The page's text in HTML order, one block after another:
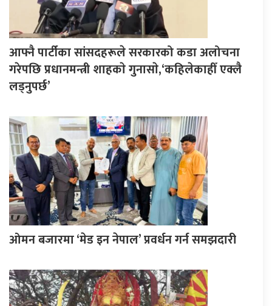
आफ्नै पार्टीका सांसदहरूले सरकारको कडा अलोचना
गरेपछि प्रधानमन्त्री शाहकाे गुनासाे,‘कहिलेकाहीँ एक्लै
लड्नुपर्छ’
ओमन बजारमा ‘मेड इन नेपाल’ प्रवर्धन गर्न समझदारी